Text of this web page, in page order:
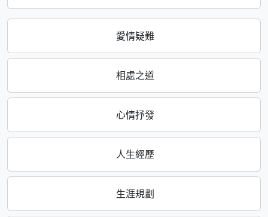
愛情疑難
相處之道
心情抒發
人生經歷
生涯規劃